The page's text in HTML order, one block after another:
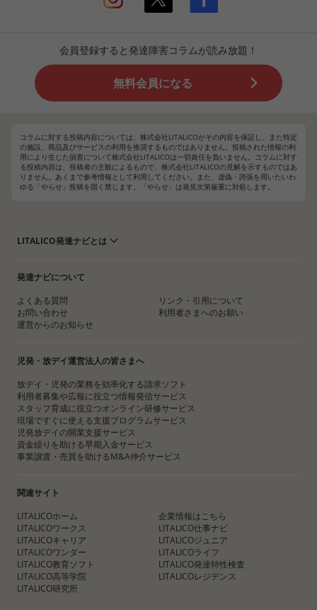
会員登録すると発達障害コラムが読み放題！
無料会員になる
コラムに対する投稿内容については、株式会社LITALICOがその内容を保証し、また特定
の施設、商品及びサービスの利用を推奨するものではありません。投稿された情報の利
用により生じた損害について株式会社LITALICOは一切責任を負いません。コラムに対す
る投稿内容は、投稿者の主観によるもので、株式会社LITALICOの見解を示すものではあ
りません。あくまで参考情報として利用してください。また、虚偽・誇張を用いたいわ
ゆる「やらせ」投稿を固く禁じます。「やらせ」は発見次第厳重に対処します。
LITALICO発達ナビとは
発達ナビについて
よくある質問
お問い合わせ
運営からのお知らせ
リンク・引用について
利用者さまへのお願い
児発・放デイ運営法人の皆さまへ
放デイ・児発の業務を効率化する請求ソフト
利用者募集や広報に役立つ情報発信サービス
スタッフ育成に役立つオンライン研修サービス
現場ですぐに使える支援プログラムサービス
児発放デイの開業支援サービス
資金繰りを助ける早期入金サービス
事業譲渡・売買を助けるM&A仲介サービス
関連サイト
LITALICOホーム
LITALICOワークス
LITALICOキャリア
LITALICOワンダー
LITALICO教育ソフト
LITALICO高等学院
LITALICO研究所
企業情報はこちら
LITALICO仕事ナビ
LITALICOジュニア
LITALICOライフ
LITALICO発達特性検査
LITALICOレジデンス